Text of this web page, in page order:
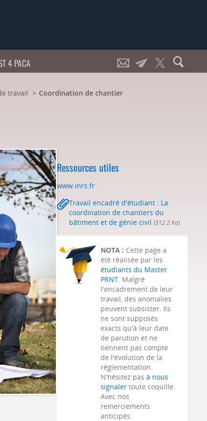
4 PACA
travail Coordination de chantier
Ressources utiles
www.inrs.fr
Travail encadré d'étudiant : La
coordination de chantiers du
bâtiment et de génie civil(312.2 Ko)
NOTA : Cette page a
été réalisée par les
étudiants du Master
PRNT. Malgré
l'encadrement de leur
travail, des anomalies
peuvent subsister. Ils
ne sont supposés
exacts qu'à leur date
de parution et ne
tiennent pas compte
de l'évolution de la
réglementation.
N'hésitez pasà nous
signaler toute coquille.
Avec nos
remerciements
anticipés.